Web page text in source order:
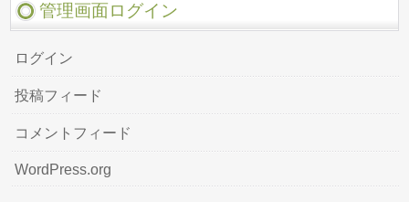
管理画面ログイン
ログイン
投稿フィード
コメントフィード
WordPress.org